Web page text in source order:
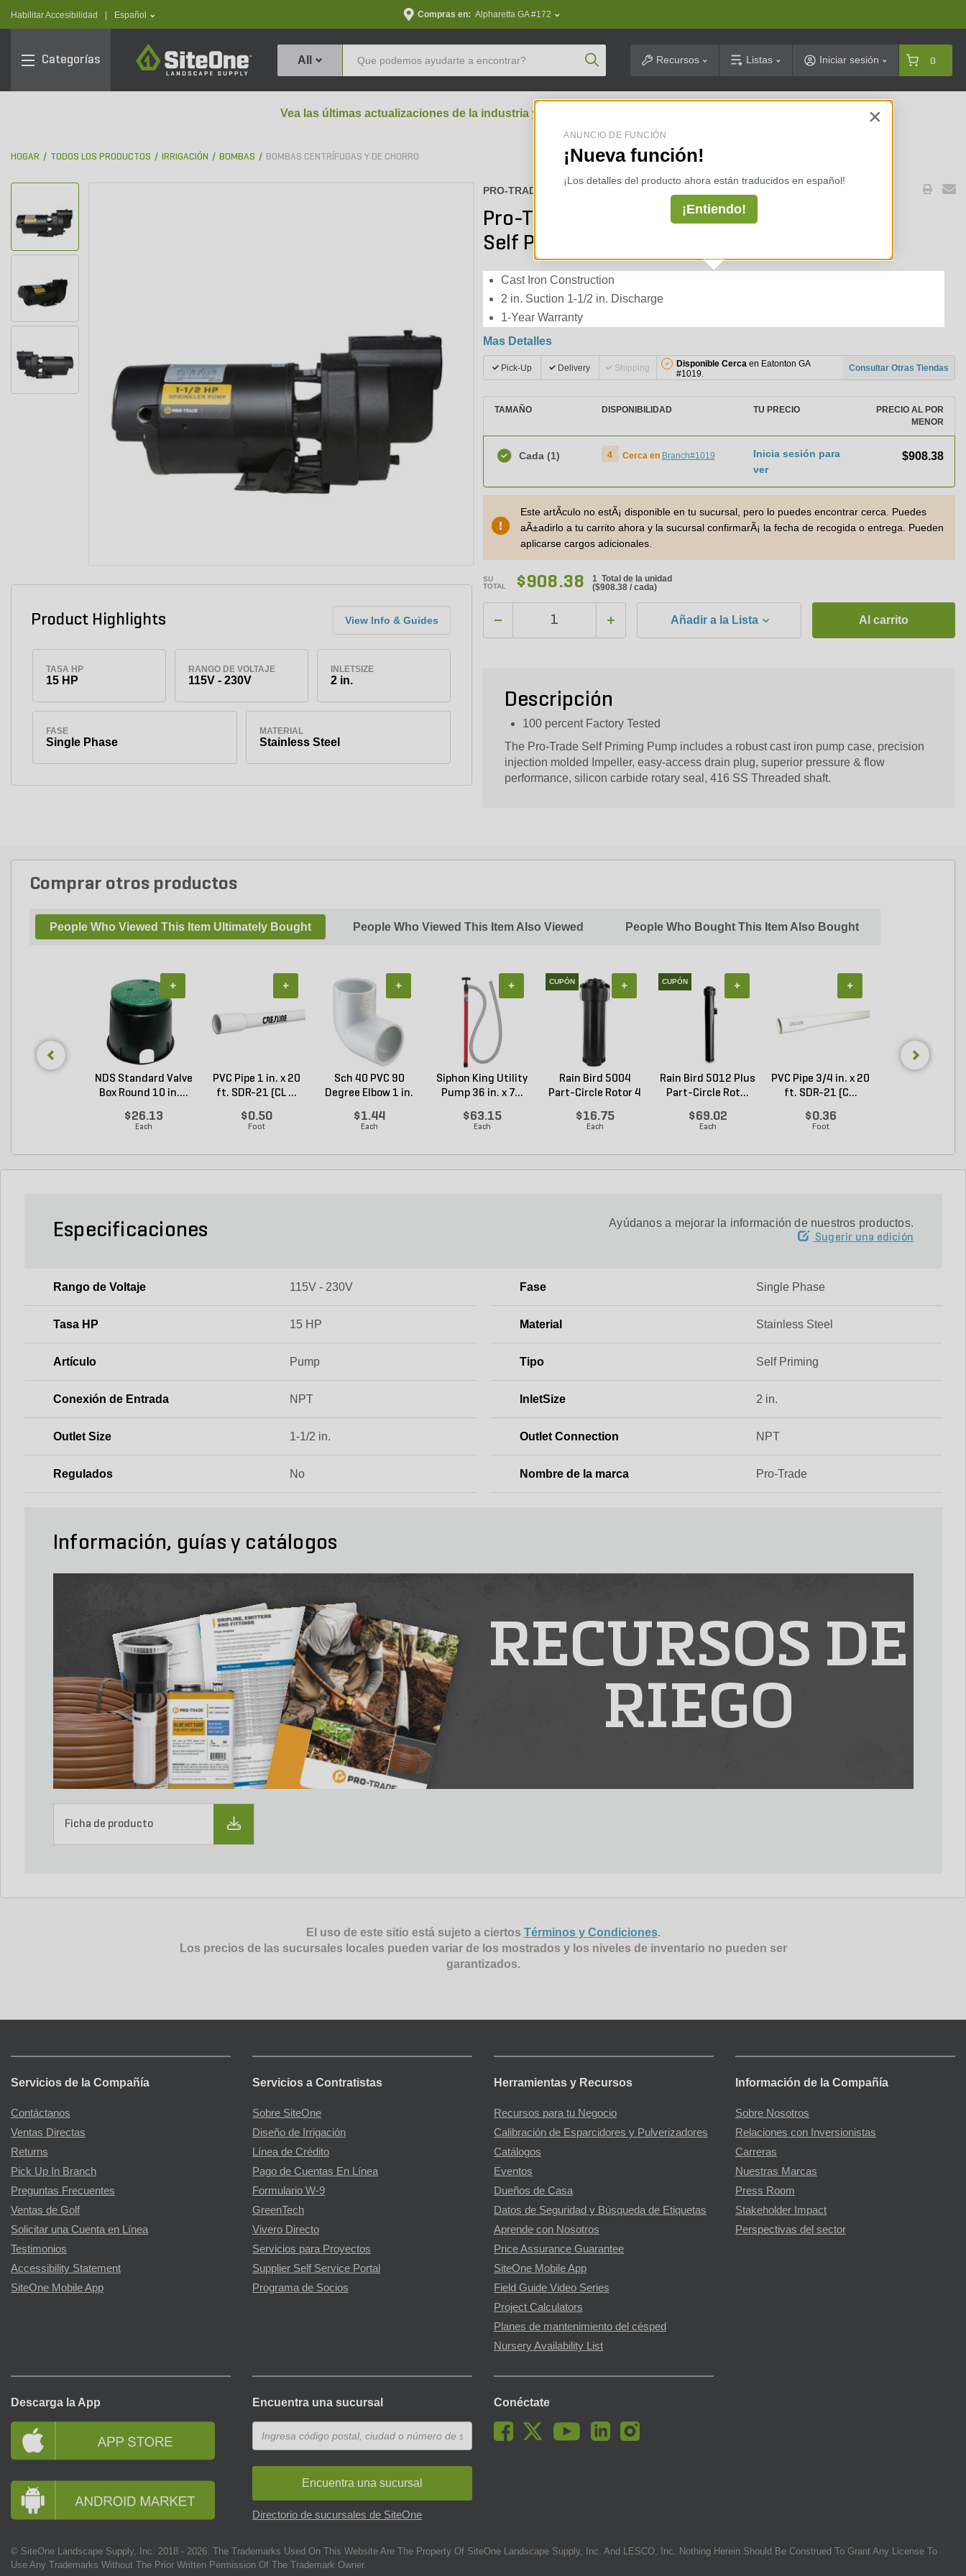
Habilitar Accesibilidad text.language
Español Compras en: Alpharetta GA #172
Categorías
SiteOne
All Product SearchRecursos Listas Iniciar sesión 0
Vea las últimas actualizaciones de la industria y perspectivas arancelarias ⇢
HOGAR TODOS LOS PRODUCTOS IRRIGACIÓN BOMBAS BOMBAS CENTRÍFUGAS Y DE CHORRO
Product Highlights View Info & Guides
TASA HP
15 HP
RANGO DE VOLTAJE
115V - 230V
INLETSIZE
2 in.
FASE
Single Phase
MATERIAL
Stainless Steel
PRO-TRADE :
Pro-Trade 1-1/2 HP Single Phase 115/230V
Self Priming Pump
Cast Iron Construction
2 in. Suction 1-1/2 in. Discharge
1-Year Warranty
Mas Detalles
Pick-Up Delivery Shipping Disponible Cerca en Eatonton GA
#1019.
Consultar Otras Tiendas
TAMAÑO DISPONIBILIDAD TU PRECIO
PRECIO AL POR
MENOR
Cada (1) 4 Cerca en Branch#1019
Inicia sesión para
ver
$908.38
Este artÃ­culo no estÃ¡ disponible en tu sucursal, pero lo puedes encontrar cerca. Puedes
aÃ±adirlo a tu carrito ahora y la sucursal confirmarÃ¡ la fecha de recogida o entrega. Pueden
aplicarse cargos adicionales.
SU
TOTAL
$908.38
1 Total de la unidad
($908.38 / cada)
Añadir a la Lista Al carrito
Descripción
100 percent Factory Tested
The Pro-Trade Self Priming Pump includes a robust cast iron pump case, precision
injection molded Impeller, easy-access drain plug, superior pressure & flow
performance, silicon carbide rotary seal, 416 SS Threaded shaft.
Comprar otros productos
People Who Viewed This Item Ultimately Bought People Who Viewed This Item Also Viewed People Who Bought This Item Also Bought
NDS Standard Valve
Box Round 10 in....
$26.13
Each
+
PVC Pipe 1 in. x 20
ft. SDR-21 (CL ...
$0.50
Foot
+
Sch 40 PVC 90
Degree Elbow 1 in.
$1.44
Each
+
Siphon King Utility
Pump 36 in. x 7...
$63.15
Each
+ CUPÓN
Rain Bird 5004
Part-Circle Rotor 4
$16.75
Each
+ CUPÓN
Rain Bird 5012 Plus
Part-Circle Rot...
$69.02
Each
+
PVC Pipe 3/4 in. x 20
ft. SDR-21 (C...
$0.36
Foot
+
Especificaciones Ayúdanos a mejorar la información de nuestros productos.
Sugerir una edición
Rango de Voltaje 115V - 230V Fase Single Phase
Tasa HP 15 HP Material Stainless Steel
Artículo Pump Tipo Self Priming
Conexión de Entrada NPT InletSize 2 in.
Outlet Size 1-1/2 in. Outlet Connection NPT
Regulados No Nombre de la marca Pro-Trade
Información, guías y catálogos
RECURSOS DE
RIEGO
Ficha de producto
El uso de este sitio está sujeto a ciertos Términos y Condiciones.
Los precios de las sucursales locales pueden variar de los mostrados y los niveles de inventario no pueden ser
garantizados.
Servicios de la Compañía
Contáctanos
Ventas Directas
Returns
Pick Up In Branch
Preguntas Frecuentes
Ventas de Golf
Solicitar una Cuenta en Línea
Testimonios
Accessibility Statement
SiteOne Mobile App
Servicios a Contratistas
Sobre SiteOne
Diseño de Irrigación
Línea de Crédito
Pago de Cuentas En Línea
Formulario W-9
GreenTech
Vivero Directo
Servicios para Proyectos
Supplier Self Service Portal
Programa de Socios
Herramientas y Recursos
Recursos para tu Negocio
Calibración de Esparcidores y Pulverizadores
Catálogos
Eventos
Dueños de Casa
Datos de Seguridad y Búsqueda de Etiquetas
Aprende con Nosotros
Price Assurance Guarantee
SiteOne Mobile App
Field Guide Video Series
Project Calculators
Planes de mantenimiento del césped
Nursery Availability List
Información de la Compañía
Sobre Nosotros
Relaciones con Inversionistas
Carreras
Nuestras Marcas
Press Room
Stakeholder Impact
Perspectivas del sector
Descarga la App Encuentra una sucursal
Encuentra una sucursal
Directorio de sucursales de SiteOne
Conéctate
© SiteOne Landscape Supply, Inc. 2018 - 2026 . The Trademarks Used On This Website Are The Property Of SiteOne Landscape Supply, Inc. And LESCO, Inc. Nothing Herein Should Be Construed To Grant Any License To
Use Any Trademarks Without The Prior Written Permission Of The Trademark Owner.
×
ANUNCIO DE FUNCIÓN
¡Nueva función!
¡Los detalles del producto ahora están traducidos en español!
¡Entiendo!